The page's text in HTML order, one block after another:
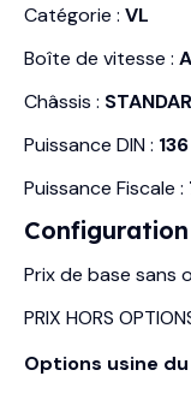
Catégorie : VL
Boîte de vitesse :
Châssis :
Puissance DIN :
Puissance Fiscale :
Configuration
Prix de base sans
PRIX HORS
Options usine